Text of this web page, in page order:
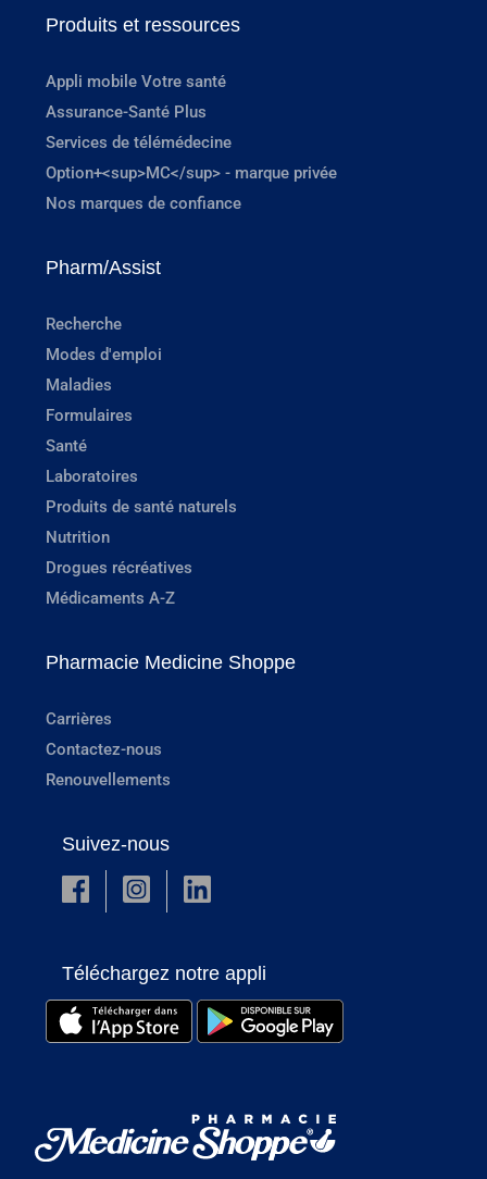
Produits et ressources
Appli mobile Votre santé
Assurance-Santé Plus
Services de télémédecine
Option+<sup>MC</sup> - marque privée
Nos marques de confiance
Pharm/Assist
Recherche
Modes d'emploi
Maladies
Formulaires
Santé
Laboratoires
Produits de santé naturels
Nutrition
Drogues récréatives
Médicaments A-Z
Pharmacie Medicine Shoppe
Carrières
Contactez-nous
Renouvellements
Suivez-nous
Téléchargez notre appli